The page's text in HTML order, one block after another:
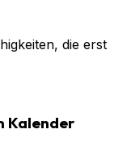
die erst
Kalender